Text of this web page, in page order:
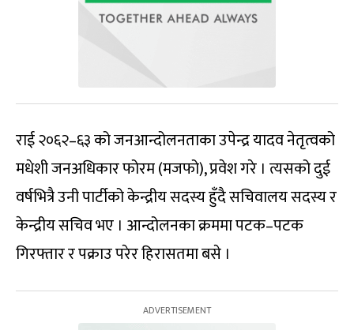
राई २०६२–६३ को जनआन्दोलनताका उपेन्द्र यादव नेतृत्वको
मधेशी जनअधिकार फोरम (मजफो), प्रवेश गरे । त्यसको दुई
वर्षभित्रै उनी पार्टीको केन्द्रीय सदस्य हुँदै सचिवालय सदस्य र
केन्द्रीय सचिव भए । आन्दोलनका क्रममा पटक–पटक
गिरफ्तार र पक्राउ परेर हिरासतमा बसे ।